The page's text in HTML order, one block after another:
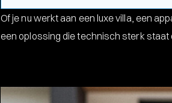
Of je nu werkt aan een luxe villa, een
een oplossing die technisch sterk staat